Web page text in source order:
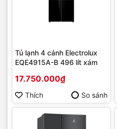
Tủ lạnh 4 cánh Electrolux
EQE4915A-B 496 lít xám
17.750.000₫
Thích So sánh